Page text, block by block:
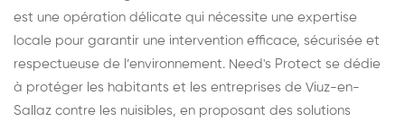
est une opération délicate qui nécessite une expertise
locale pour garantir une intervention efficace, sécurisée et
respectueuse de l’environnement. Need's Protect se dédie
à protéger les habitants et les entreprises de Viuz-en-
Sallaz contre les nuisibles, en proposant des solutions